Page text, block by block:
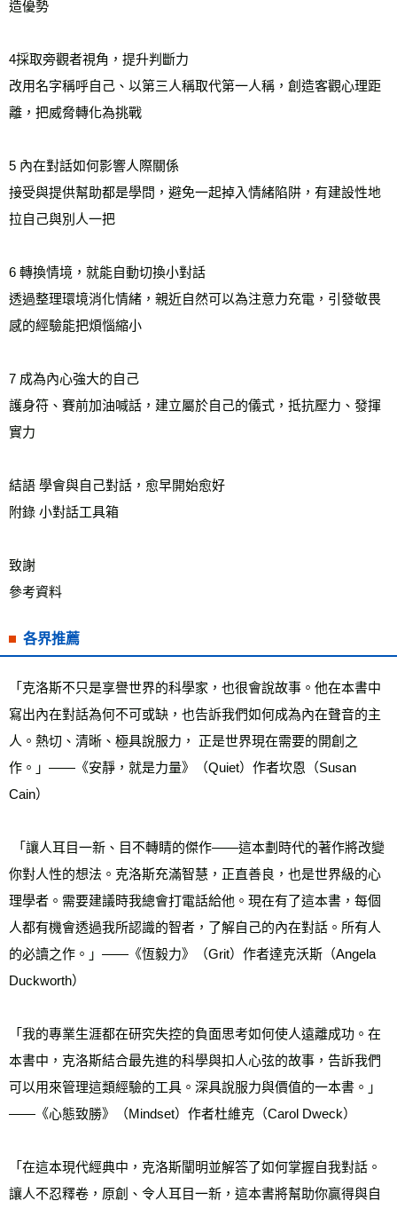
造優勢
4採取旁觀者視角，提升判斷力
改用名字稱呼自己、以第三人稱取代第一人稱，創造客觀心理距
離，把威脅轉化為挑戰
5 內在對話如何影響人際關係
接受與提供幫助都是學問，避免一起掉入情緒陷阱，有建設性地
拉自己與別人一把
6 轉換情境，就能自動切換小對話
透過整理環境消化情緒，親近自然可以為注意力充電，引發敬畏
感的經驗能把煩惱縮小
7 成為內心強大的自己
護身符、賽前加油喊話，建立屬於自己的儀式，抵抗壓力、發揮
實力
結語 學會與自己對話，愈早開始愈好
附錄 小對話工具箱
致謝
參考資料
各界推薦
「克洛斯不只是享譽世界的科學家，也很會說故事。他在本書中
寫出內在對話為何不可或缺，也告訴我們如何成為內在聲音的主
人。熱切、清晰、極具說服力， 正是世界現在需要的開創之
作。」——《安靜，就是力量》（Quiet）作者坎恩（Susan
Cain）
你對人性的想法。克洛斯充滿智慧，正直善良，也是世界級的心
理學者。需要建議時我總會打電話給他。現在有了這本書，每個
人都有機會透過我所認識的智者，了解自己的內在對話。所有人
的必讀之作。」——《恆毅力》（Grit）作者達克沃斯（Angela
Duckworth）
「我的專業生涯都在研究失控的負面思考如何使人遠離成功。在
本書中，克洛斯結合最先進的科學與扣人心弦的故事，告訴我們
可以用來管理這類經驗的工具。深具說服力與價值的一本書。」
——《心態致勝》（Mindset）作者杜維克（Carol Dweck）
「在這本現代經典中，克洛斯闡明並解答了如何掌握自我對話。
讓人不忍釋卷，原創、令人耳目一新，這本書將幫助你贏得與自